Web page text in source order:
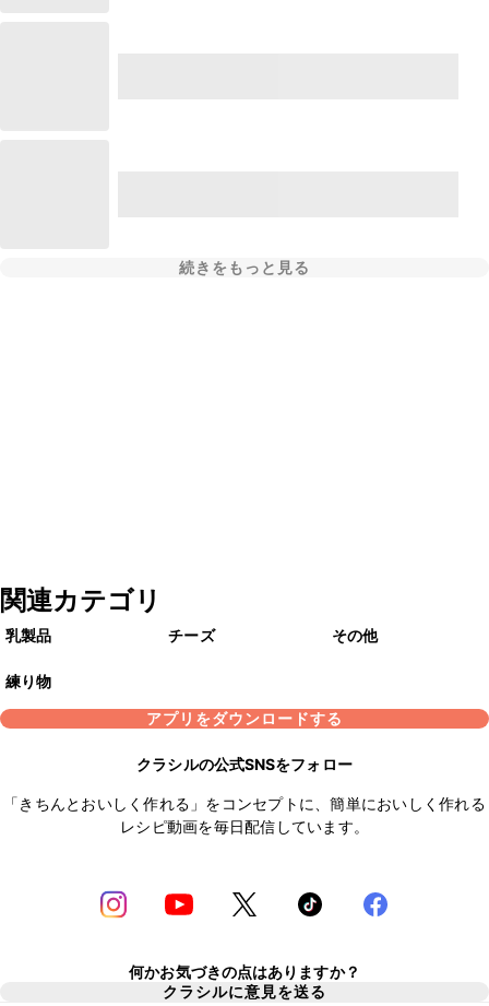
続きをもっと見る
関連カテゴリ
乳製品 チーズ その他
練り物
アプリをダウンロードする
クラシルの公式SNSをフォロー
「きちんとおいしく作れる」をコンセプトに、簡単においしく作れる
レシピ動画を毎日配信しています。
何かお気づきの点はありますか？
クラシルに意見を送る